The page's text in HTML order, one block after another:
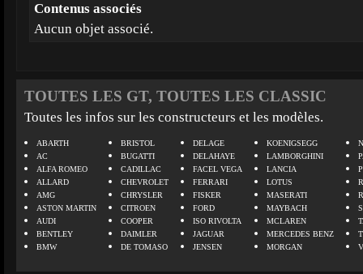
Contenus associés
Aucun objet associé.
TOUTES LES GT, TOUTES LES CLASSIC
Toutes les infos sur les constructeurs et les modèles.
ABARTH
AC
ALFA ROMEO
ALLARD
AMG
ASTON MARTIN
AUDI
BENTLEY
BMW
BRISTOL
BUGATTI
CADILLAC
CHEVROLET
CHRYSLER
CITROEN
COOPER
DAIMLER
DE TOMASO
DELAGE
DELAHAYE
FACEL VEGA
FERRARI
FISKER
FORD
ISO RIVOLTA
JAGUAR
JENSEN
KOENIGSEGG
LAMBORGHINI
LANCIA
LOTUS
MASERATI
MAYBACH
MCLAREN
MERCEDES BENZ
MORGAN